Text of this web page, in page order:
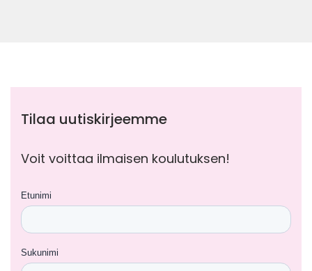
Tilaa uutiskirjeemme
Voit voittaa ilmaisen koulutuksen!